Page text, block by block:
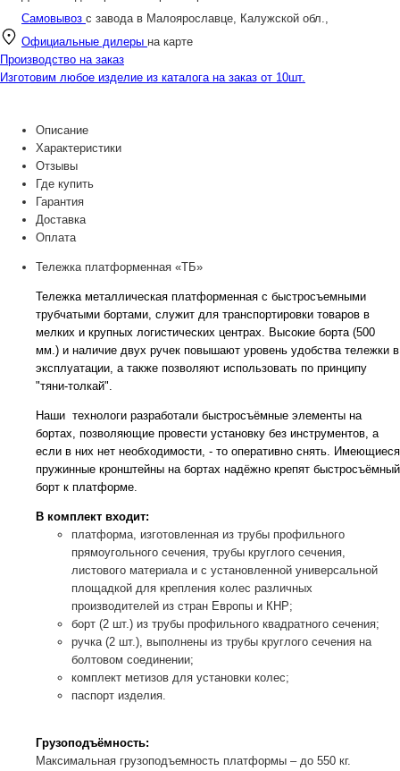
Самовывоз с завода в Малоярославце, Калужской обл.,
Официальные дилеры на карте
Производство на заказ
Изготовим любое изделие из каталога на заказ от 10шт.
Описание
Характеристики
Отзывы
Где купить
Гарантия
Доставка
Оплата
Тележка платформенная «ТБ»
Тележка металлическая платформенная с быстросъемными
трубчатыми бортами, служит для транспортировки товаров в
мелких и крупных логистических центрах. Высокие борта (500
мм.) и наличие двух ручек повышают уровень удобства тележки в
эксплуатации, а также позволяют использовать по принципу
"тяни-толкай".
Наши технологи разработали быстросъёмные элементы на
бортах, позволяющие провести установку без инструментов, а
если в них нет необходимости, - то оперативно снять. Имеющиеся
пружинные кронштейны на бортах надёжно крепят быстросъёмный
борт к платформе.
В комплект входит:
платформа, изготовленная из трубы профильного
прямоугольного сечения, трубы круглого сечения,
листового материала и с установленной универсальной
площадкой для крепления колес различных
производителей из стран Европы и КНР;
борт (2 шт.) из трубы профильного квадратного сечения;
ручка (2 шт.), выполнены из трубы круглого сечения на
болтовом соединении;
комплект метизов для установки колес;
паспорт изделия.
Грузоподъёмность:
Максимальная грузоподъемность платформы – до 550 кг.